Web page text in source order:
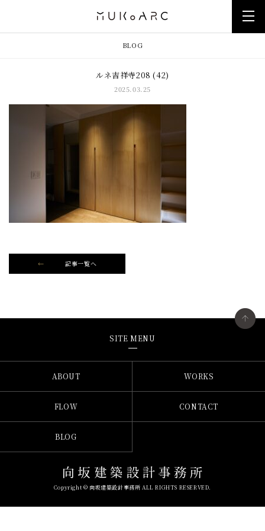
BLOG
ルネ吉祥寺208 (42)
2025.03.25
記事一覧へ
SITE MENU
ABOUT WORKS
FLOW CONTACT
BLOG
Copyright © 向坂建築設計事務所 ALL RIGHTS RESERVED.